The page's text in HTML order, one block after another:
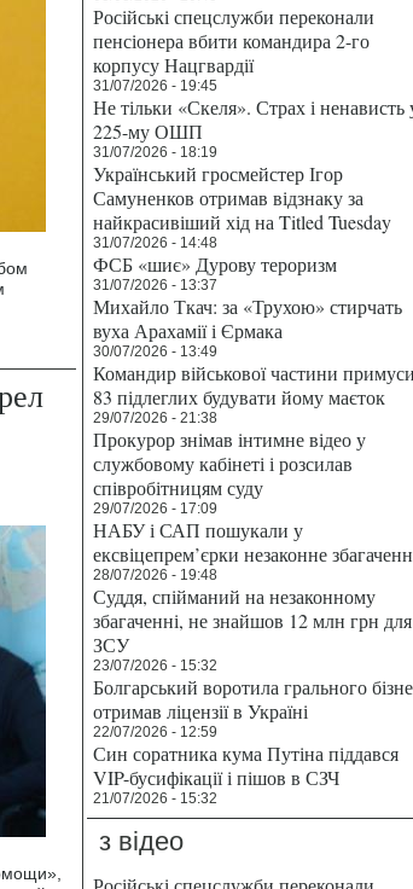
Російські спецслужби переконали
пенсіонера вбити командира 2-го
корпусу Нацгвардії
31/07/2026 - 19:45
Не тільки «Скеля». Страх і ненависть
225-му ОШП
31/07/2026 - 18:19
Український гросмейстер Ігор
Самуненков отримав відзнаку за
найкрасивіший хід на Titled Tuesday
31/07/2026 - 14:48
ФСБ «шиє» Дурову тероризм
31/07/2026 - 13:37
Михайло Ткач: за «Трухою» стирчать
вуха Арахамії і Єрмака
30/07/2026 - 13:49
Командир військової частини
83 підлеглих будувати йому маєток
29/07/2026 - 21:38
Прокурор знімав інтимне відео у
службовому кабінеті і розсилав
співробітницям суду
29/07/2026 - 17:09
НАБУ і САП пошукали у
ексвіцепрем’єрки незаконне
28/07/2026 - 19:48
Суддя, спійманий на незаконному
збагаченні, не знайшов 12 млн грн для
ЗСУ
23/07/2026 - 15:32
Болгарський воротила грального
отримав ліцензії в Україні
22/07/2026 - 12:59
Син соратника кума Путіна піддався
VIP-бусифікації і пішов в СЗЧ
21/07/2026 - 15:32
з відео